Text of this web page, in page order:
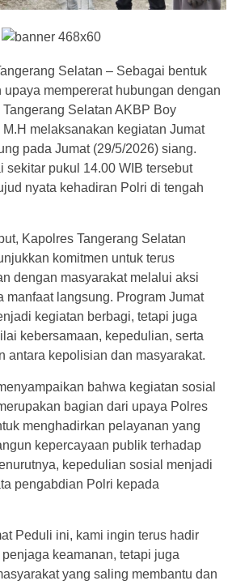
Selatan – Sebagai bentuk
mempererat hubungan dengan
Selatan AKBP Boy
melaksanakan kegiatan Jumat
pada Jumat (29/5/2026) siang.
sekitar pukul 14.00 WIB tersebut
nyata kehadiran Polri di tengah
Kapolres Tangerang Selatan
komitmen untuk terus
dengan masyarakat melalui aksi
manfaat langsung. Program Jumat
kegiatan berbagi, tetapi juga
kebersamaan, kepedulian, serta
antara kepolisian dan masyarakat.
bahwa kegiatan sosial
bagian dari upaya Polres
menghadirkan pelayanan yang
kepercayaan publik terhadap
kepedulian sosial menjadi
pengabdian Polri kepada
Peduli ini, kami ingin terus hadir
keamanan, tetapi juga
yang saling membantu dan